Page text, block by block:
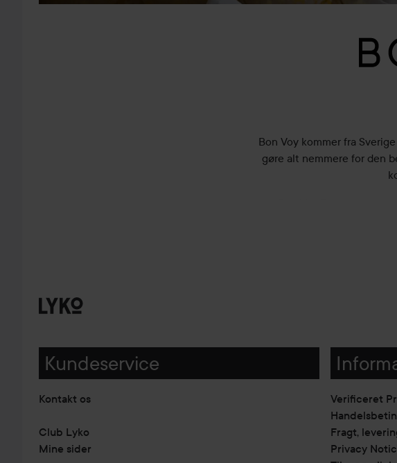
Bon Voy kommer fra
gøre alt nemmere for den
udtageligt inderfor, der
Kundeservice
Kontakt os
Club Lyko
Mine sider
Verificeret
Fragt,
Privacy